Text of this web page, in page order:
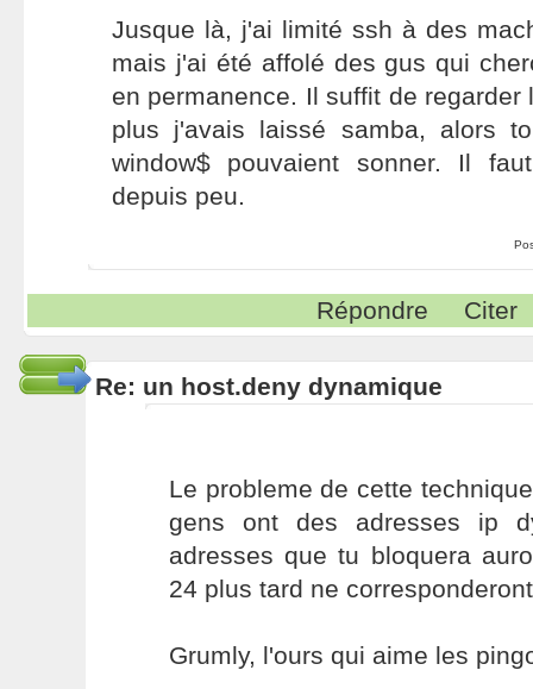
Jusque là, j'ai limité ssh à des
mais j'ai été affolé des gus qui
en permanence. Il suffit de
plus j'avais laissé samba, alors
window$ pouvaient sonner. Il
depuis peu.
Répondre Citer
Re: un host.deny dynamique
Le probleme de cette
gens ont des adresses ip
adresses que tu bloquera
24 plus tard ne
Grumly, l'ours qui aime les